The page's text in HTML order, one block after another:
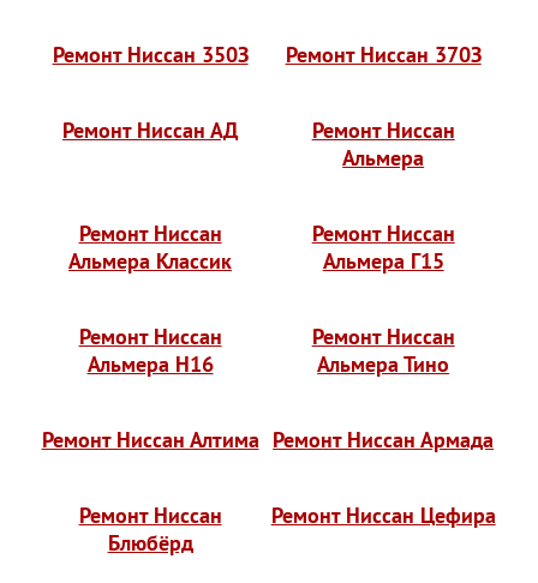
Ремонт Ниссан 350З Ремонт Ниссан 370З
Ремонт Ниссан АД
Ремонт Ниссан
Альмера
Ремонт Ниссан
Альмера Классик
Ремонт Ниссан
Альмера Г15
Ремонт Ниссан
Альмера Н16
Ремонт Ниссан
Альмера Тино
Ремонт Ниссан Алтима Ремонт Ниссан Армада
Ремонт Ниссан
Блюбёрд
Ремонт Ниссан Цефира